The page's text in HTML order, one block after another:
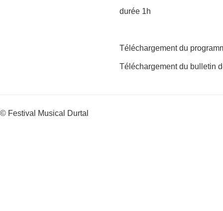
durée 1h
Téléchargement du
Téléchargement du bulletin
© Festival Musical Durtal